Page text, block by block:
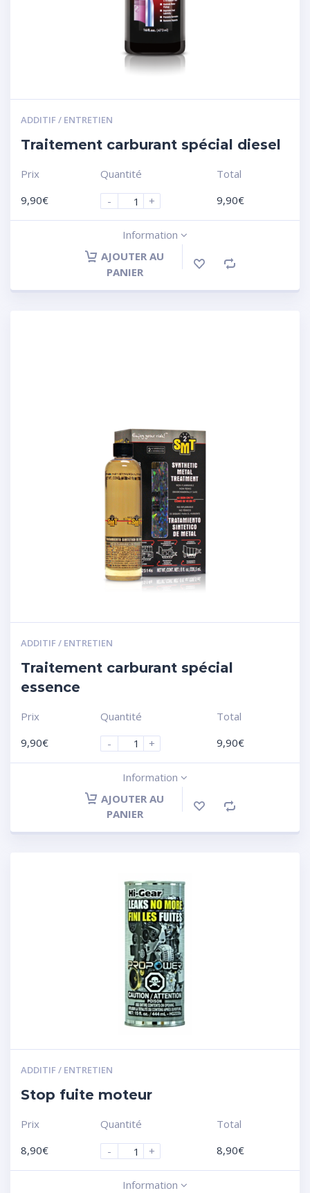
ADDITIF / ENTRETIEN
Traitement carburant spécial diesel
Prix
9,90€
Quantité
-
+
Total
9,90€
Information
AJOUTER AU
PANIER
ADDITIF / ENTRETIEN
Traitement carburant spécial
essence
Prix
9,90€
Quantité
-
+
Total
9,90€
Information
AJOUTER AU
PANIER
ADDITIF / ENTRETIEN
Stop fuite moteur
Prix
8,90€
Quantité
-
+
Total
8,90€
Information